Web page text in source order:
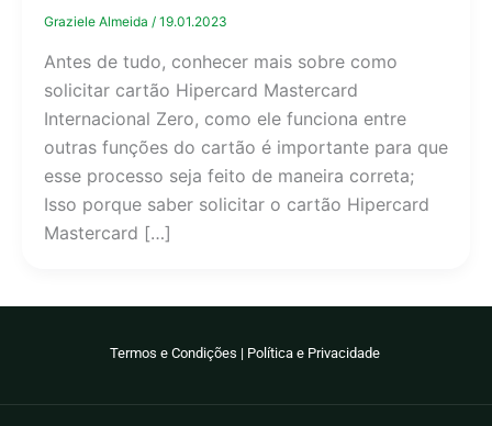
Graziele Almeida / 19.01.2023
Antes de tudo, conhecer mais sobre como
solicitar cartão Hipercard Mastercard
Internacional Zero, como ele funciona entre
outras funções do cartão é importante para que
esse processo seja feito de maneira correta;
Isso porque saber solicitar o cartão Hipercard
Mastercard […]
Termos e Condições | Política e Privacidade